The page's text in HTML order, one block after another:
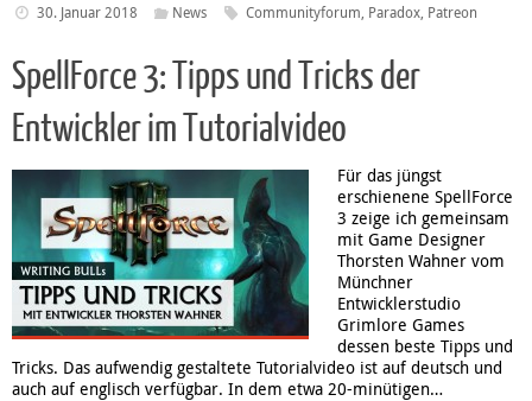
30. Januar 2018 News Communityforum, Paradox, Patreon
SpellForce 3: Tipps und Tricks der
Entwickler im Tutorialvideo
Für das jüngst
erschienene SpellForce
3 zeige ich gemeinsam
mit Game Designer
Thorsten Wahner vom
Münchner
Entwicklerstudio
Grimlore Games
dessen beste Tipps und
Tricks. Das aufwendig gestaltete Tutorialvideo ist auf deutsch und
auch auf englisch verfügbar. In dem etwa 20-minütigen…